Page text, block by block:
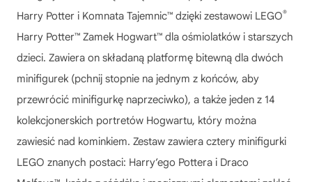
Harry Potter i Komnata Tajemnic™ dzięki zestawowi LEGO®
Harry Potter™ Zamek Hogwart™ dla ośmiolatków i starszych
dzieci. Zawiera on składaną platformę bitewną dla dwóch
minifigurek (pchnij stopnie na jednym z końców, aby
przewrócić minifigurkę naprzeciwko), a także jeden z 14
kolekcjonerskich portretów Hogwartu, który można
zawiesić nad kominkiem. Zestaw zawiera cztery minifigurki
LEGO znanych postaci: Harry’ego Pottera i Draco